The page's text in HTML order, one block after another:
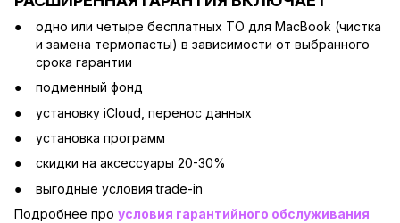
одно или четыре бесплатных ТО для MacBook (чистка
и замена термопасты) в зависимости от выбранного
срока гарантии
подменный фонд
установку iCloud, перенос данных
установка программ
скидки на аксессуары 20-30%
выгодные условия trade-in
Подробнее про условия гарантийного обслуживания